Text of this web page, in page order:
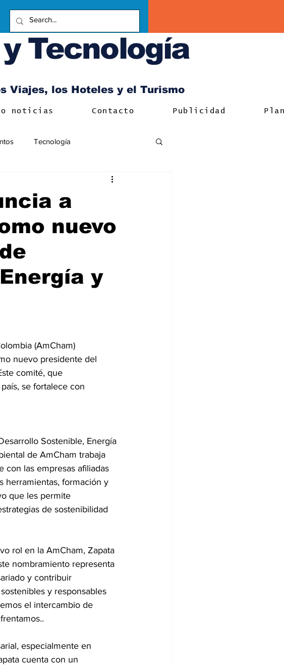
Tecnología
Viajes, los Hoteles y el Turismo
noticias Contacto Publicidad
Tecnología
a
nuevo
y
(AmCham)
nuevo presidente del
comité, que
se fortalece con
Sostenible, Energía
de AmCham trabaja
con las empresas afiliadas
herramientas, formación y
que les permite
de sostenibilidad
rol en la AmCham, Zapata
nombramiento representa
y contribuir
y responsables
el intercambio de
especialmente en
cuenta con un